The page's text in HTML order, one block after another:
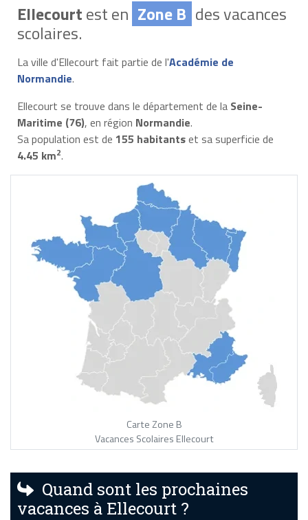
Ellecourtest en Zone B des vacances
scolaires.
La ville d'Ellecourt fait partie de l'Académie de
Normandie.
Ellecourt se trouve dans le département de la Seine-
Maritime (76), en région Normandie.
Sa population est de 155 habitantset sa superficie de
4.45 km2.
Carte Zone B
Vacances Scolaires Ellecourt
Quand sont les prochaines
vacances à Ellecourt ?